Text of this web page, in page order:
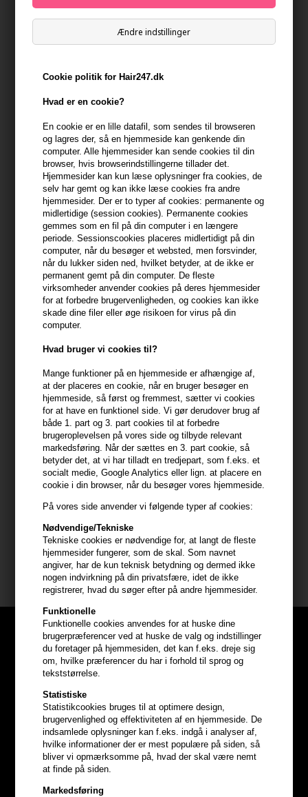
Ændre indstillinger
Cookie politik for Hair247.dk
Hvad er en cookie?
En cookie er en lille datafil, som sendes til browseren
og lagres der, så en hjemmeside kan genkende din
computer. Alle hjemmesider kan sende cookies til din
browser, hvis browserindstillingerne tillader det.
Hjemmesider kan kun læse oplysninger fra cookies, de
selv har gemt og kan ikke læse cookies fra andre
hjemmesider. Der er to typer af cookies: permanente og
midlertidige (session cookies). Permanente cookies
gemmes som en fil på din computer i en længere
periode. Sessionscookies placeres midlertidigt på din
computer, når du besøger et websted, men forsvinder,
når du lukker siden ned, hvilket betyder, at de ikke er
permanent gemt på din computer. De fleste
virksomheder anvender cookies på deres hjemmesider
for at forbedre brugervenligheden, og cookies kan ikke
skade dine filer eller øge risikoen for virus på din
computer.
Hvad bruger vi cookies til?
Mange funktioner på en hjemmeside er afhængige af,
at der placeres en cookie, når en bruger besøger en
hjemmeside, så først og fremmest, sætter vi cookies
for at have en funktionel side. Vi gør derudover brug af
både 1. part og 3. part cookies til at forbedre
brugeroplevelsen på vores side og tilbyde relevant
markedsføring. Når der sættes en 3. part cookie, så
betyder det, at vi har tilladt en tredjepart, som f.eks. et
socialt medie, Google Analytics eller lign. at placere en
cookie i din browser, når du besøger vores hjemmeside.
På vores side anvender vi følgende typer af cookies:
Nødvendige/Tekniske
Tekniske cookies er nødvendige for, at langt de fleste
hjemmesider fungerer, som de skal. Som navnet
angiver, har de kun teknisk betydning og dermed ikke
nogen indvirkning på din privatsfære, idet de ikke
registrerer, hvad du søger efter på andre hjemmesider.
Funktionelle
Funktionelle cookies anvendes for at huske dine
brugerpræferencer ved at huske de valg og indstillinger
du foretager på hjemmesiden, det kan f.eks. dreje sig
om, hvilke præferencer du har i forhold til sprog og
tekststørrelse.
Statistiske
Statistikcookies bruges til at optimere design,
brugervenlighed og effektiviteten af en hjemmeside. De
indsamlede oplysninger kan f.eks. indgå i analyser af,
hvilke informationer der er mest populære på siden, så
bliver vi opmærksomme på, hvad der skal være nemt
at finde på siden.
Markedsføring
Wella EIMI Perfect Setting 150ml
Stykpris ved 2 stk. 138,00
Send mail når varen kommer på lager igen
Ikke på lager- Leveringstid Ukendt dage
Du får 7 DKK til dit næste køb når du køber denne vare -Vis
min konto
399,10 DKK FRA GRATIS FRAGT 399.1 DKK
Beskrivelse Anmeldelser Fabrikant
Wella EIMI Perfect Setting er en let føntørrings-lotion, der giver
volumen ved hårrødderne, samt masser af glans.
Wella EIMI Perfect Setting egenskaber
- giver volume
- giver glans
- holdfaktor på 2 af 4.
Sådan bruger du Wella EIMI Perfect Setting
- Spray i håndklædetørt hår - sørg for særligt at spraye på
- Håret tørres (brug føntørrer for at få mest volumen)
Indhold: 150ml
Wella EIMI.